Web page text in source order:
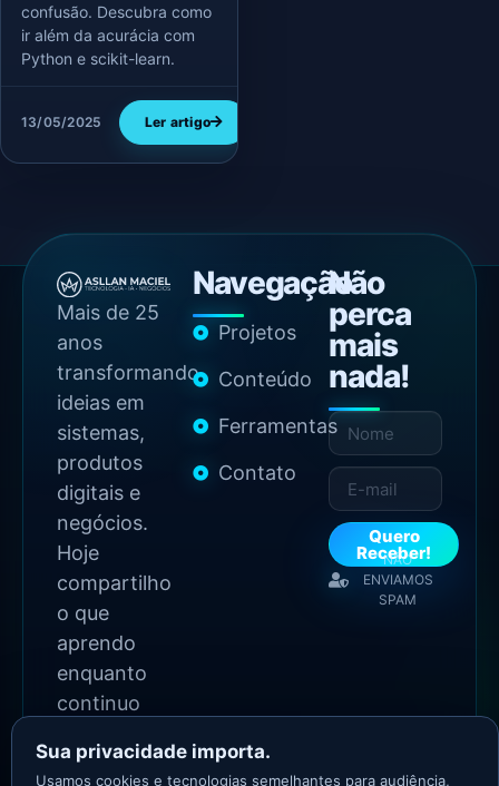
confusão. Descubra como
ir além da acurácia com
Python e scikit-learn.
13/05/2025 Ler artigo
Mais de 25
anos
transformando
ideias em
sistemas,
produtos
digitais e
negócios.
Hoje
compartilho
o que
aprendo
enquanto
continuo
Navegação
Projetos
Conteúdo
Ferramentas
Contato
Não
perca
mais
nada!
Quero
Receber!
NÃO
ENVIAMOS
SPAM
Sua privacidade importa.
Usamos cookies e tecnologias semelhantes para audiência,